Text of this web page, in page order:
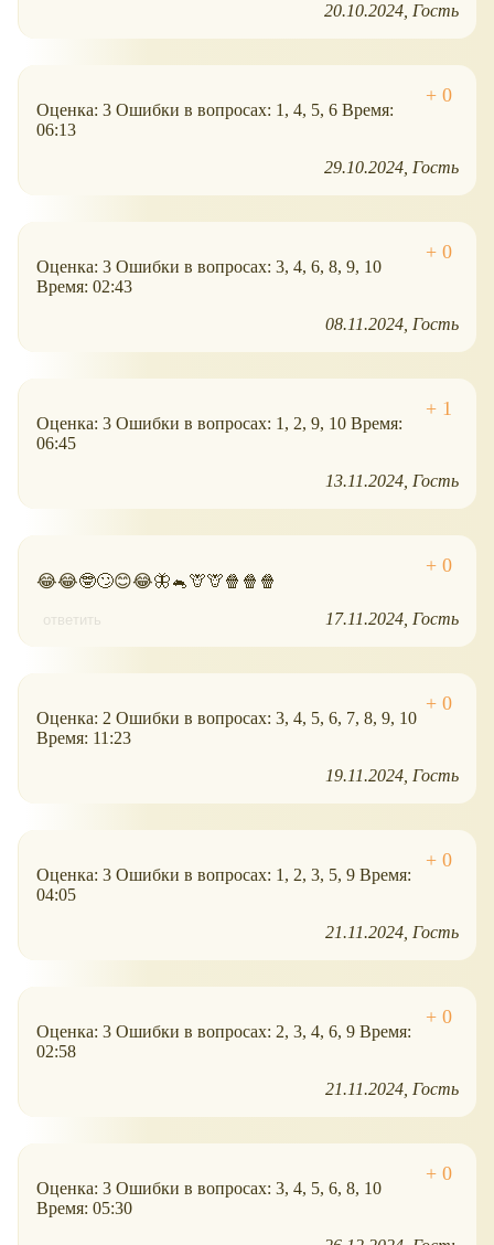
20.10.2024 Гость
Оценка: 3 Ошибки в вопросах: 1, 4, 5, 6 Время:
06:13
29.10.2024 Гость
Оценка: 3 Ошибки в вопросах: 3, 4, 6, 8, 9, 10
Время: 02:43
08.11.2024 Гость
Оценка: 3 Ошибки в вопросах: 1, 2, 9, 10 Время:
06:45
13.11.2024 Гость
😂😂🤓🙄😊😂🦋🐁🦒🦒🍿🍿🍿
ответить 17.11.2024 Гость
Оценка: 2 Ошибки в вопросах: 3, 4, 5, 6, 7, 8, 9, 10
Время: 11:23
19.11.2024 Гость
Оценка: 3 Ошибки в вопросах: 1, 2, 3, 5, 9 Время:
04:05
21.11.2024 Гость
Оценка: 3 Ошибки в вопросах: 2, 3, 4, 6, 9 Время:
02:58
21.11.2024 Гость
Оценка: 3 Ошибки в вопросах: 3, 4, 5, 6, 8, 10
Время: 05:30